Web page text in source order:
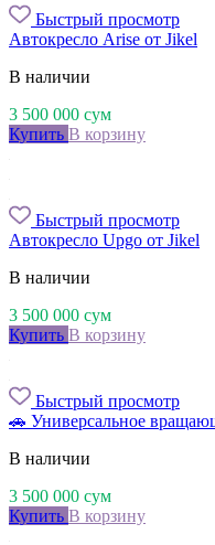
Быстрый просмотр
Автокресло Arise от Jikel
В наличии
3 500 000 сум
Купить В корзину
Быстрый просмотр
Автокресло Upgo от Jikel
В наличии
3 500 000 сум
Купить В корзину
Быстрый просмотр
🚗 Универсальное
В наличии
3 500 000 сум
Купить В корзину